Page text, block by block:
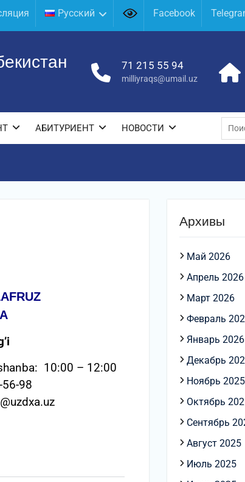
Русский Facebook
71 215 55 94
milliyraqs@umail.uz
АБИТУРИЕНТ НОВОСТИ
10:00 – 12:00
98
Архивы
Май 2026
Апрель 2026
Март 2026
Февраль
Январь 2026
Декабрь
Ноябрь 2025
Октябрь
Сентябрь
Август 2025
Июль 2025